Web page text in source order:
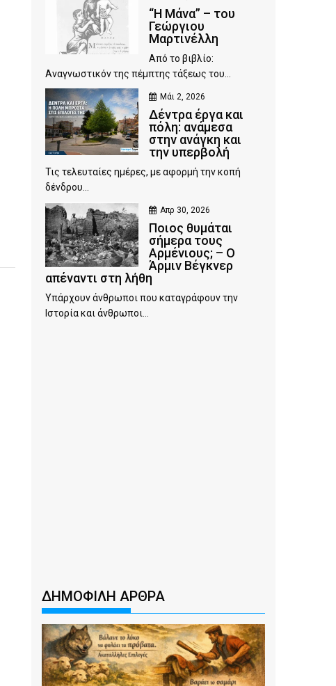
“Η Μάνα” – του
Γεώργιου
Μαρτινέλλη
Από το βιβλίο:
Αναγνωστικόν της πέμπτης τάξεως του...
Μάι 2, 2026
Δέντρα έργα και
πόλη: ανάμεσα
στην ανάγκη και
την υπερβολή
Τις τελευταίες ημέρες, με αφορμή την κοπή
δένδρου...
Απρ 30, 2026
Ποιος θυμάται
σήμερα τους
Αρμένιους; – Ο
Άρμιν Βέγκνερ
απέναντι στη λήθη
Υπάρχουν άνθρωποι που καταγράφουν την
Ιστορία και άνθρωποι...
ΔΗΜΟΦΙΛΗ ΑΡΘΡΑ